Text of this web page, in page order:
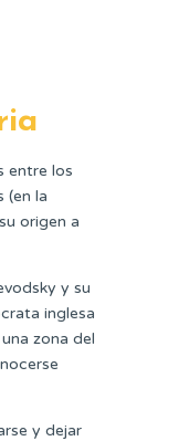
entre los
(en la
origen a
y su
inglesa
zona del
y dejar